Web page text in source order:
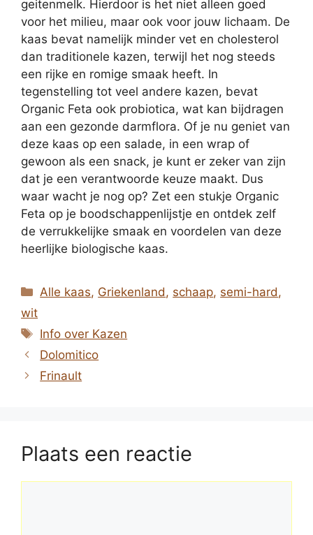
geitenmelk. Hierdoor is het niet alleen goed
voor het milieu, maar ook voor jouw lichaam. De
kaas bevat namelijk minder vet en cholesterol
dan traditionele kazen, terwijl het nog steeds
een rijke en romige smaak heeft. In
tegenstelling tot veel andere kazen, bevat
Organic Feta ook probiotica, wat kan bijdragen
aan een gezonde darmflora. Of je nu geniet van
deze kaas op een salade, in een wrap of
gewoon als een snack, je kunt er zeker van zijn
dat je een verantwoorde keuze maakt. Dus
waar wacht je nog op? Zet een stukje Organic
Feta op je boodschappenlijstje en ontdek zelf
de verrukkelijke smaak en voordelen van deze
heerlijke biologische kaas.
Categorieën
Alle kaas, Griekenland, schaap, semi-hard,
wit
Tags
Info over Kazen
Dolomitico
Frinault
Plaats een reactie